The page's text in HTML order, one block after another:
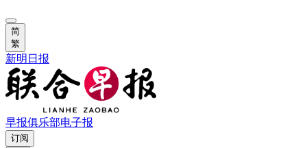
简
繁
新明日报
早报俱乐部电子报
订阅